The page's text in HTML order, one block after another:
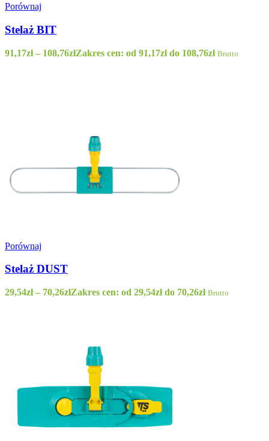
Porównaj
Stelaż BIT
91,17zł – 108,76złZakres cen: od 91,17zł do 108,76zł Brutto
Porównaj
Stelaż DUST
29,54zł – 70,26złZakres cen: od 29,54zł do 70,26zł Brutto